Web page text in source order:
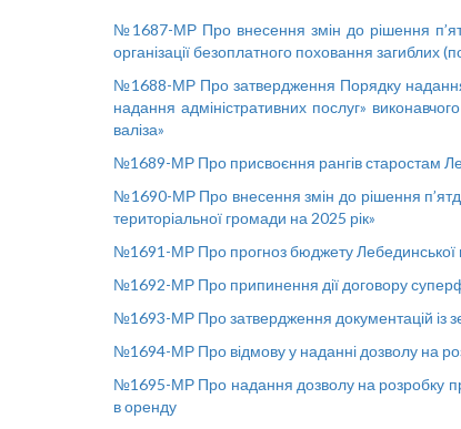
№1687-МР Про внесення змін до рішення
організації безоплатного поховання загиблих
№1688-МР Про затвердження Порядку надання
надання адміністративних послуг»
валіза»
№1689-МР Про присвоєння рангів старостам
№1690-МР Про внесення змін до рішення
територіальної громади на 2025 рік»
№1691-МР Про прогноз бюджету Лебединської
№1692-МР Про припинення дії договору
№1693-МР Про затвердження документацій із
№1694-МР Про відмову у наданні дозволу на
№1695-МР Про надання дозволу на розробку
в оренду